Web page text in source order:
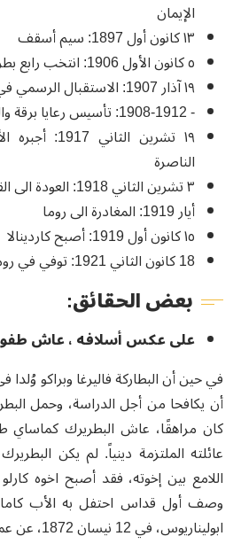
الإيمان
١٣ كانون أول 1897: سيم أسقف
٥ كانون الأول 1906: انتخب رابع بطريرك لاتيني على القدس
١٩ آذار 1907: الاستقبال الرسمي في القدس
- 1908-1912: تأسيس رعايا برقة والسماكية وعابود ورامة
١٩ تشرين
الناصرة
٣ تشرين الثاني 1918: العودة الى القدس
أيار 1919: المغادرة الى روما
١٥ كانون أول 1919: أصبح كاردينالا
18 كانون الثاني 1921: توفي في روما عن 73 عاما
بعض الحقائق:
على عكس أسلافه ، عاش
في حين أن البطاركة فاليرغا وبراكو
أن يكافحا من أجل الدراسة، وحمل
كان مراهقًا، عاش البطريرك كماساي
عائلته الملتزمة دينياً. لم يكن
اللامع بين إخوته، فقد أصبح اخوه
وصف أول قداس احتفل به الأب
ابوليناريوس، في 12 نيسان 1872، عن عمر يناهز 24 عامًا.